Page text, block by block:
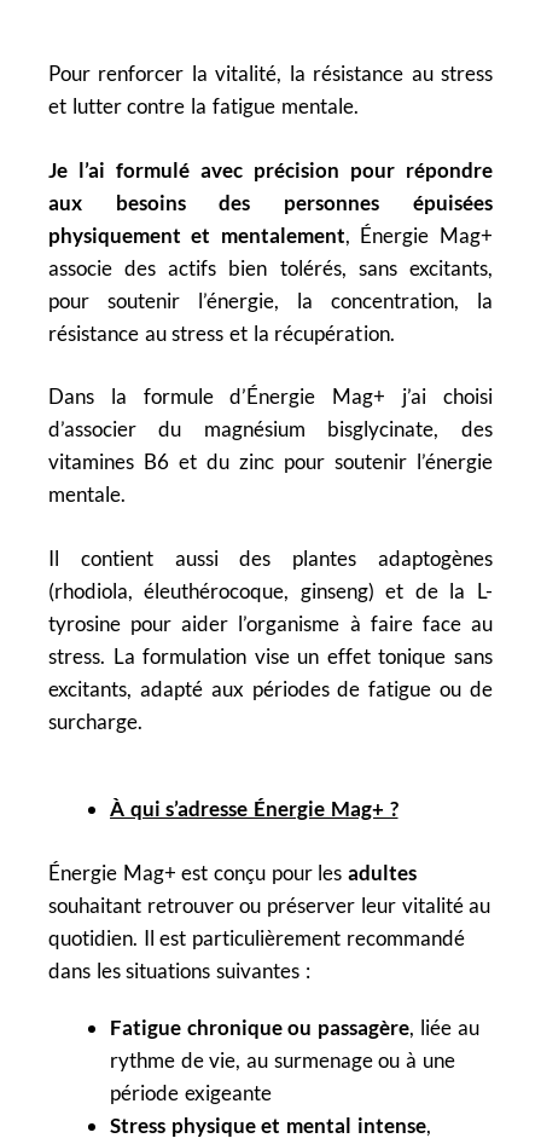
Pour renforcer la vitalité, la résistance au stress
et lutter contre la fatigue mentale.
Je l’ai formulé avec précision pour répondre
aux besoins des personnes épuisées
physiquement et mentalement, Énergie Mag+
associe des actifs bien tolérés, sans excitants,
pour soutenir l’énergie, la concentration, la
résistance au stress et la récupération.
Dans la formule d’Énergie Mag+ j’ai choisi
d’associer du magnésium bisglycinate, des
vitamines B6 et du zinc pour soutenir l’énergie
mentale.
Il contient aussi des plantes adaptogènes
(rhodiola, éleuthérocoque, ginseng) et de la L-
tyrosine pour aider l’organisme à faire face au
stress. La formulation vise un effet tonique sans
excitants, adapté aux périodes de fatigue ou de
surcharge.
À qui s’adresse Énergie Mag+ ?
Énergie Mag+ est conçu pour lesadultes
souhaitant retrouver ou préserver leur vitalité au
quotidien. Il est particulièrement recommandé
dans les situations suivantes :
Fatigue chronique ou passagère, liée au
rythme de vie, au surmenage ou à une
période exigeante
Stress physique et mental intense,